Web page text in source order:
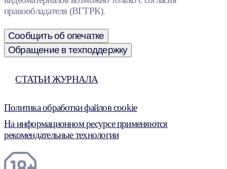
правообладателя (ВГТРК).
Сообщить об опечатке
Обращение в техподдержку
СТАТЬИ ЖУРНАЛА
Политика обработки файлов cookie
На информационном ресурсе применяются
рекомендательные технологии